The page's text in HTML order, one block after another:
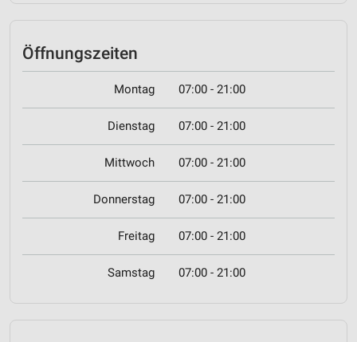
Öffnungszeiten
Montag 07:00 - 21:00
Dienstag 07:00 - 21:00
Mittwoch 07:00 - 21:00
Donnerstag 07:00 - 21:00
Freitag 07:00 - 21:00
Samstag 07:00 - 21:00